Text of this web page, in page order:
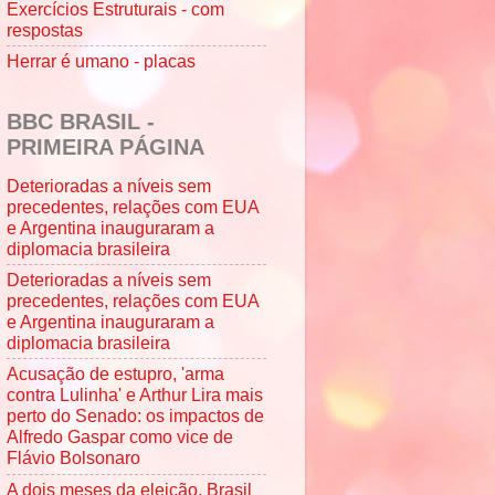
Exercícios Estruturais - com
respostas
Herrar é umano - placas
BBC BRASIL -
PRIMEIRA PÁGINA
Deterioradas a níveis sem
precedentes, relações com EUA
e Argentina inauguraram a
diplomacia brasileira
Deterioradas a níveis sem
precedentes, relações com EUA
e Argentina inauguraram a
diplomacia brasileira
Acusação de estupro, 'arma
contra Lulinha' e Arthur Lira mais
perto do Senado: os impactos de
Alfredo Gaspar como vice de
Flávio Bolsonaro
A dois meses da eleição, Brasil